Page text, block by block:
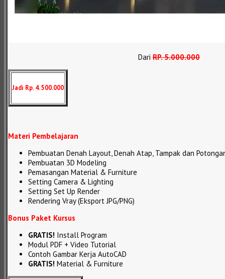
DariRP.5.000.000
Jadi Rp. 4. 500.000
Materi Pembelajaran
Pembuatan Denah Layout, Denah Atap, Tampak dan
Pembuatan 3D Modeling
Pemasangan Material & Furniture
Setting Camera & Lighting
Setting Set Up Render
Rendering Vray (Eksport JPG/PNG)
Bonus Paket Kursus
GRATIS! Install Program
Modul PDF + Video Tutorial
Contoh Gambar Kerja AutoCAD
GRATIS! Material & Furniture